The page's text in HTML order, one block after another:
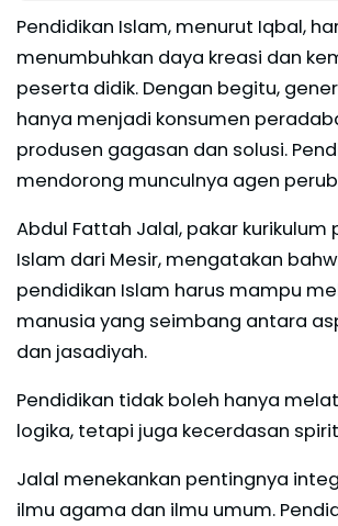
Pendidikan Islam, menurut Iqbal,
menumbuhkan daya kreasi dan
peserta didik. Dengan begitu,
hanya menjadi konsumen
produsen gagasan dan solusi.
mendorong munculnya agen
Abdul Fattah Jalal, pakar kurikulum
Islam dari Mesir, mengatakan
pendidikan Islam harus mampu
manusia yang seimbang antara
dan jasadiyah.
Pendidikan tidak boleh hanya
logika, tetapi juga kecerdasan
Jalal menekankan pentingnya
ilmu agama dan ilmu umum.